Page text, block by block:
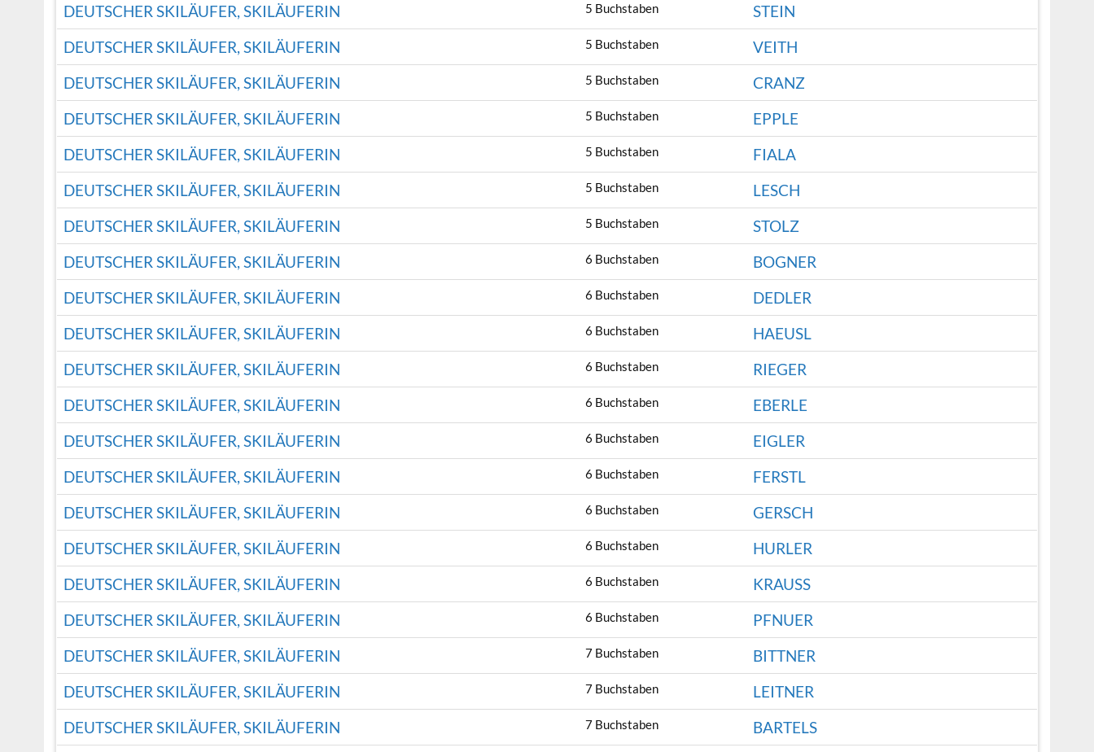
DEUTSCHER SKILÄUFER, SKILÄUFERIN
5 Buchstaben
STEIN
DEUTSCHER SKILÄUFER, SKILÄUFERIN
5 Buchstaben
VEITH
DEUTSCHER SKILÄUFER, SKILÄUFERIN
5 Buchstaben
CRANZ
DEUTSCHER SKILÄUFER, SKILÄUFERIN
5 Buchstaben
EPPLE
DEUTSCHER SKILÄUFER, SKILÄUFERIN
5 Buchstaben
FIALA
DEUTSCHER SKILÄUFER, SKILÄUFERIN
5 Buchstaben
LESCH
DEUTSCHER SKILÄUFER, SKILÄUFERIN
5 Buchstaben
STOLZ
DEUTSCHER SKILÄUFER, SKILÄUFERIN
6 Buchstaben
BOGNER
DEUTSCHER SKILÄUFER, SKILÄUFERIN
6 Buchstaben
DEDLER
DEUTSCHER SKILÄUFER, SKILÄUFERIN
6 Buchstaben
HAEUSL
DEUTSCHER SKILÄUFER, SKILÄUFERIN
6 Buchstaben
RIEGER
DEUTSCHER SKILÄUFER, SKILÄUFERIN
6 Buchstaben
EBERLE
DEUTSCHER SKILÄUFER, SKILÄUFERIN
6 Buchstaben
EIGLER
DEUTSCHER SKILÄUFER, SKILÄUFERIN
6 Buchstaben
FERSTL
DEUTSCHER SKILÄUFER, SKILÄUFERIN
6 Buchstaben
GERSCH
DEUTSCHER SKILÄUFER, SKILÄUFERIN
6 Buchstaben
HURLER
DEUTSCHER SKILÄUFER, SKILÄUFERIN
6 Buchstaben
KRAUSS
DEUTSCHER SKILÄUFER, SKILÄUFERIN
6 Buchstaben
PFNUER
DEUTSCHER SKILÄUFER, SKILÄUFERIN
7 Buchstaben
BITTNER
DEUTSCHER SKILÄUFER, SKILÄUFERIN
7 Buchstaben
LEITNER
DEUTSCHER SKILÄUFER, SKILÄUFERIN
7 Buchstaben
BARTELS